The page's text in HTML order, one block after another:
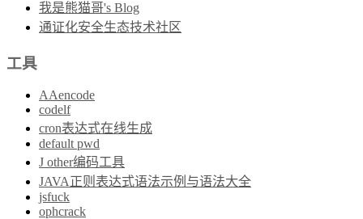
我是熊猫哥's Blog
通证化安全生态技术社区
工具
AAencode
codelf
cron表达式在线生成
default pwd
J other编码工具
JAVA正则表达式语法示例与语法大全
jsfuck
ophcrack